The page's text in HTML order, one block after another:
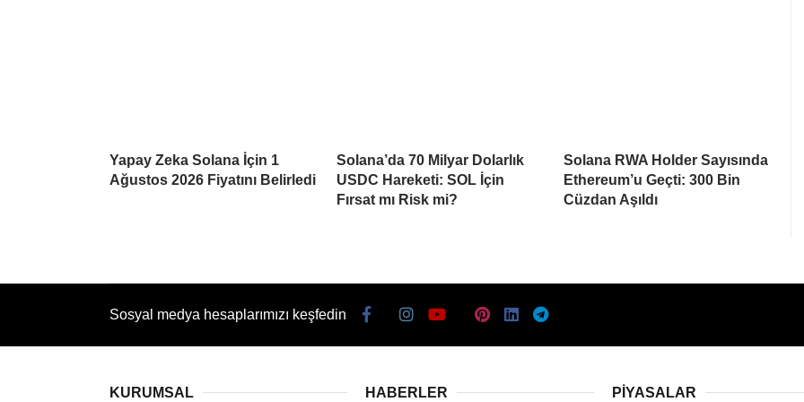
Yapay Zeka Solana İçin 1
Ağustos 2026 Fiyatını Belirledi
Solana’da 70 Milyar Dolarlık
USDC Hareketi: SOL İçin
Fırsat mı Risk mi?
Solana RWA Holder Sayısında
Ethereum’u Geçti: 300 Bin
Cüzdan Aşıldı
Sosyal medya hesaplarımızı keşfedin
KURUMSAL HABERLER PIYASALAR